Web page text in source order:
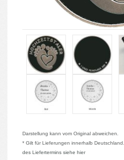
Darstellung kann vom Original abweichen.
* Gilt für Lieferungen innerhalb Deutschland.
des Liefertermins siehe hier